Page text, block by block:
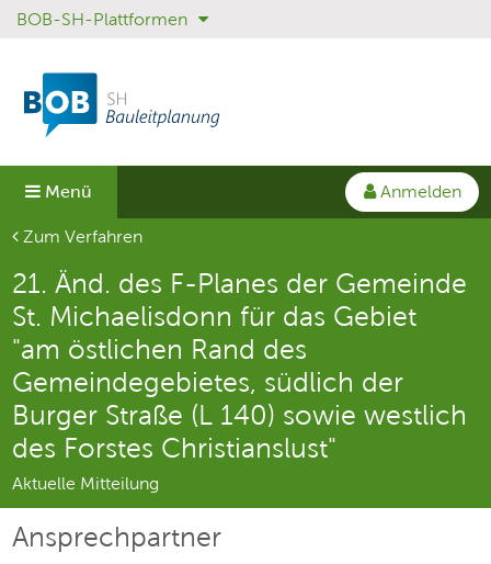
Sprungmenü
Direkt
Hauptnavigation
springen
Direkt
Inhalt
springen
Login
springen
BOB-SH-Plattformen
Menü
Anmelden
Aktuelle Seite
Zum Verfahren
21. Änd. des F-Planes der Gemeinde
St. Michaelisdonn für das Gebiet
"am östlichen Rand des
Gemeindegebietes, südlich der
Burger Straße (L 140) sowie westlich
des Forstes Christianslust"
Aktuelle Mitteilung
Ansprechpartner